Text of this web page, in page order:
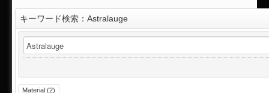
キーワード検索：Astralauge
Material (2)